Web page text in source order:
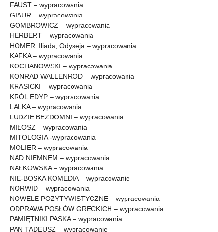
FAUST – wypracowania
GIAUR – wypracowania
GOMBROWICZ – wypracowania
HERBERT – wypracowania
HOMER, Iliada, Odyseja – wypracowania
KAFKA – wypracowania
KOCHANOWSKI – wypracowania
KONRAD WALLENROD – wypracowania
KRASICKI – wypracowania
KRÓL EDYP – wypracowania
LALKA – wypracowania
LUDZIE BEZDOMNI – wypracowania
MIŁOSZ – wypracowania
MITOLOGIA -wypracowania
MOLIER – wypracowania
NAD NIEMNEM – wypracowania
NAŁKOWSKA – wypracowania
NIE-BOSKA KOMEDIA – wypracowanie
NORWID – wypracowania
NOWELE POZYTYWISTYCZNE – wypracowania
ODPRAWA POSŁÓW GRECKICH – wypracowania
PAMIĘTNIKI PASKA – wypracowania
PAN TADEUSZ – wypracowanie